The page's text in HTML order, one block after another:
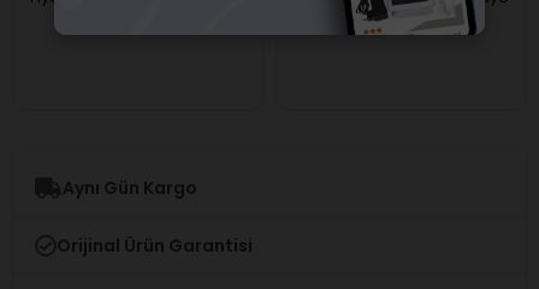
girişi yapmalısınız.
Aynı Gün Kargo
Orijinal Ürün Garantisi